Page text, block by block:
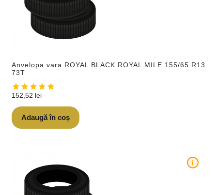
Anvelopa vara ROYAL BLACK ROYAL MILE 155/65 R13
73T
152,52 lei
Adaugă în coș
i